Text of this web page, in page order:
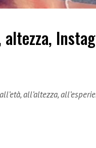
all’altezza,